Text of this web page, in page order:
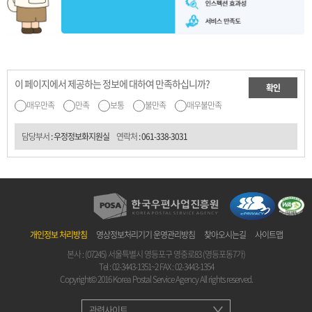
이 페이지에서 제공하는 정보에 대하여 만족하십니까?
매우만족 만족 보통 불만족 매우불만족
확인
담당부서: 우정정보화지원실 연락처:061-338-3031
개인정보 처리방침 영상정보처리기기 운영관리방침 찾아오시는길
사이트맵
본사 : (07245) 서울특별시 영등포구 영중로83 (영등포동7가)
Tel :02-3443-1351~2FAX : 02-3443-1354
Copyright© 2016 Korea Postal Service Agency All rights reserved.